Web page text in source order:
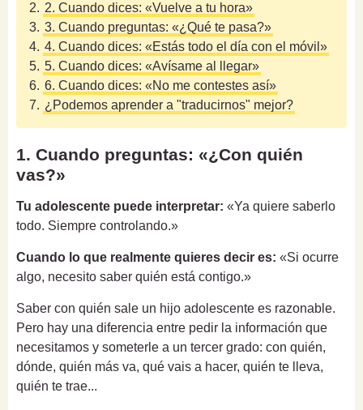
2. 2. Cuando dices: «Vuelve a tu hora»
3. 3. Cuando preguntas: «¿Qué te pasa?»
4. 4. Cuando dices: «Estás todo el día con el móvil»
5. 5. Cuando dices: «Avísame al llegar»
6. 6. Cuando dices: «No me contestes así»
7. ¿Podemos aprender a "traducirnos" mejor?
1. Cuando preguntas: «¿Con quién
vas?»
Tu adolescente puede interpretar: «Ya quiere saberlo
todo. Siempre controlando.»
Cuando lo que realmente quieres decir es: «Si ocurre
algo, necesito saber quién está contigo.»
Saber con quién sale un hijo adolescente es razonable.
Pero hay una diferencia entre pedir la información que
necesitamos y someterle a un tercer grado: con quién,
dónde, quién más va, qué vais a hacer, quién te lleva,
quién te trae...